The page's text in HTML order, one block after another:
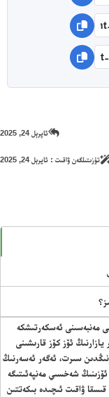
ئاپرېل 24, 2025
تۈزىتىلگەن ۋاقىت : ئاپرېل 24, 2025
مەنبەسىنى ئەسكەرتىشكە
ئۆز كۆز قارىشىنى
سىرت، ئەگەر ئەسەرنىڭ
ئۆزىنىڭ شەخسىي مەنپەئىتىگە
ۋاقىت ئىچىدە بىكەتتىن